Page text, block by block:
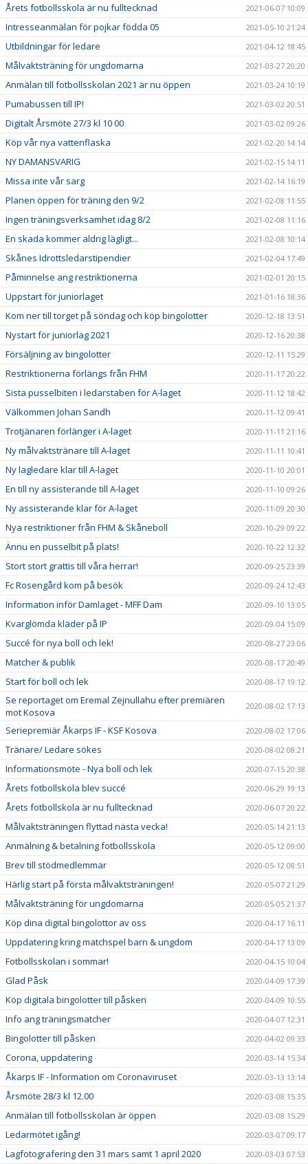
Årets fotbollsskola är nu fulltecknad 2021-06-07 10:09
Intresseanmälan för pojkar födda 05 2021-05-10 21:24
Utbildningar för ledare 2021-04-12 18:45
Målvaktsträning för ungdomarna 2021-03-27 20:20
Anmälan till fotbollsskolan 2021 är nu öppen 2021-03-24 10:19
Pumabussen till IP! 2021-03-02 20:51
Digitalt Årsmöte 27/3 kl 10 00 2021-03-02 09:26
Köp vår nya vattenflaska 2021-02-20 14:14
NY DAMANSVARIG 2021-02-15 14:11
Missa inte vår sarg 2021-02-14 16:19
Planen öppen för träning den 9/2 2021-02-08 11:55
Ingen träningsverksamhet idag 8/2 2021-02-08 11:16
En skada kommer aldrig lägligt... 2021-02-08 10:14
Skånes Idrottsledarstipendier 2021-02-04 17:49
Påminnelse ang restriktionerna 2021-02-01 20:15
Uppstart för juniorlaget 2021-01-16 18:36
Kom ner till torget på söndag och köp bingolotter 2020-12-18 13:51
Nystart för juniorlag 2021 2020-12-16 20:38
Försäljning av bingolotter 2020-12-11 15:29
Restriktionerna förlängs från FHM 2020-11-17 20:22
Sista pusselbiten i ledarstaben för A-laget 2020-11-12 18:42
Välkommen Johan Sandh 2020-11-12 09:41
Trotjänaren förlänger i A-laget 2020-11-11 21:16
Ny målvaktstränare till A-laget 2020-11-11 10:41
Ny lagledare klar till A-laget 2020-11-10 20:01
En till ny assisterande till A-laget 2020-11-10 09:26
Ny assisterande klar för A-laget 2020-11-09 20:30
Nya restriktioner från FHM & Skåneboll 2020-10-29 09:22
Ännu en pusselbit på plats! 2020-10-22 12:32
Stort stort grattis till våra herrar! 2020-09-25 23:39
Fc Rosengård kom på besök 2020-09-24 12:43
Information inför Damlaget - MFF Dam 2020-09-10 13:05
Kvarglömda kläder på IP 2020-09-04 15:09
Succé för nya boll och lek! 2020-08-27 23:06
Matcher & publik 2020-08-17 20:49
Start för boll och lek 2020-08-17 19:12
Se reportaget om Eremal Zejnullahu efter premiären
mot Kosova
2020-08-02 17:13
Seriepremiär Åkarps IF - KSF Kosova 2020-08-02 17:06
Tränare/ Ledare sökes 2020-08-02 08:21
Informationsmöte - Nya boll och lek 2020-07-15 20:38
Årets fotbollskola blev succé 2020-06-29 19:13
Årets fotbollskola är nu fulltecknad 2020-06-07 20:22
Målvaktsträningen flyttad nästa vecka! 2020-05-14 21:13
Anmälning & betalning fotbollsskola 2020-05-12 09:00
Brev till stödmedlemmar 2020-05-12 08:51
Härlig start på första målvaktsträningen! 2020-05-07 21:29
Målvaktsträning för ungdomarna 2020-05-05 21:37
Köp dina digital bingolottor av oss 2020-04-17 16:11
Uppdatering kring matchspel barn & ungdom 2020-04-17 13:09
Fotbollsskolan i sommar! 2020-04-15 10:04
Glad Påsk 2020-04-09 17:39
Köp digitala bingolotter till påsken 2020-04-09 10:55
Info ang träningsmatcher 2020-04-07 12:31
Bingolotter till påsken 2020-04-02 09:33
Corona, uppdatering 2020-03-14 15:34
Åkarps IF - Information om Coronaviruset 2020-03-13 13:14
Årsmöte 28/3 kl 12.00 2020-03-08 15:35
Anmälan till fotbollsskolan är öppen 2020-03-08 15:29
Ledarmötet igång! 2020-03-07 09:17
Lagfotografering den 31 mars samt 1 april 2020 2020-03-03 07:53